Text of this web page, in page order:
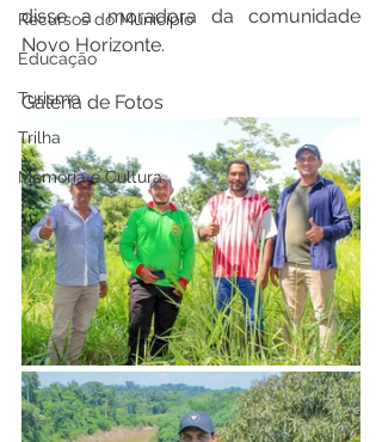
Recursos do Município
Educação
Turismo
Trilha
Memória e Cultura
disse a moradora da comunidade
Novo Horizonte.
Galeria de Fotos